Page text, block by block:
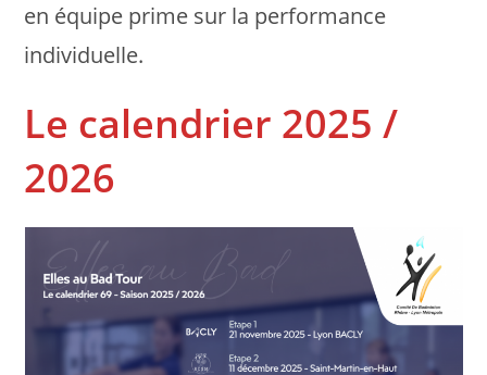
en équipe prime sur la performance
individuelle.
Le calendrier 2025 /
2026